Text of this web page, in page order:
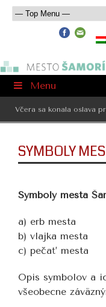
Menu
Včera sa konala oslava
SYMBOLY
Symboly mesta
a) erb mesta
b) vlajka mesta
c) pečať mesta
Opis symbolov a
všeobecne